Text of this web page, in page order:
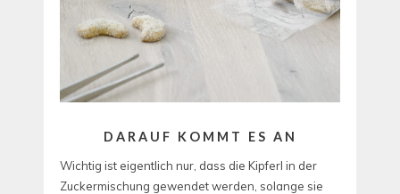
DARAUF KOMMT ES AN
Wichtig ist eigentlich nur, dass die Kipferl in der
Zuckermischung gewendet werden, solange sie